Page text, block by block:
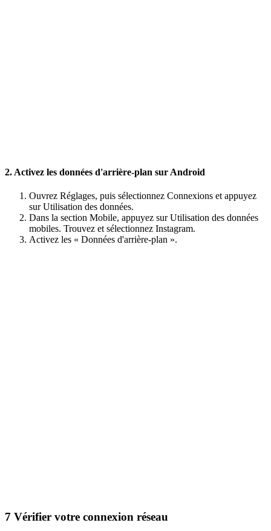
2. Activez les données d'arrière-plan sur Android
Ouvrez Réglages, puis sélectionnez Connexions et appuyez
sur Utilisation des données.
Dans la section Mobile, appuyez sur Utilisation des données
mobiles. Trouvez et sélectionnez Instagram.
Activez les « Données d'arrière-plan ».
7 Vérifier votre connexion réseau